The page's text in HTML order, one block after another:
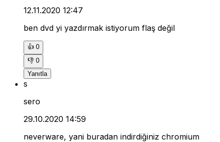
12.11.2020 12:47
ben dvd yi yazdırmak istiyorum flaş değil
👍 0
👎 0
Yanıtla
s
sero
29.10.2020 14:59
neverware, yani buradan indirdiğiniz chromium